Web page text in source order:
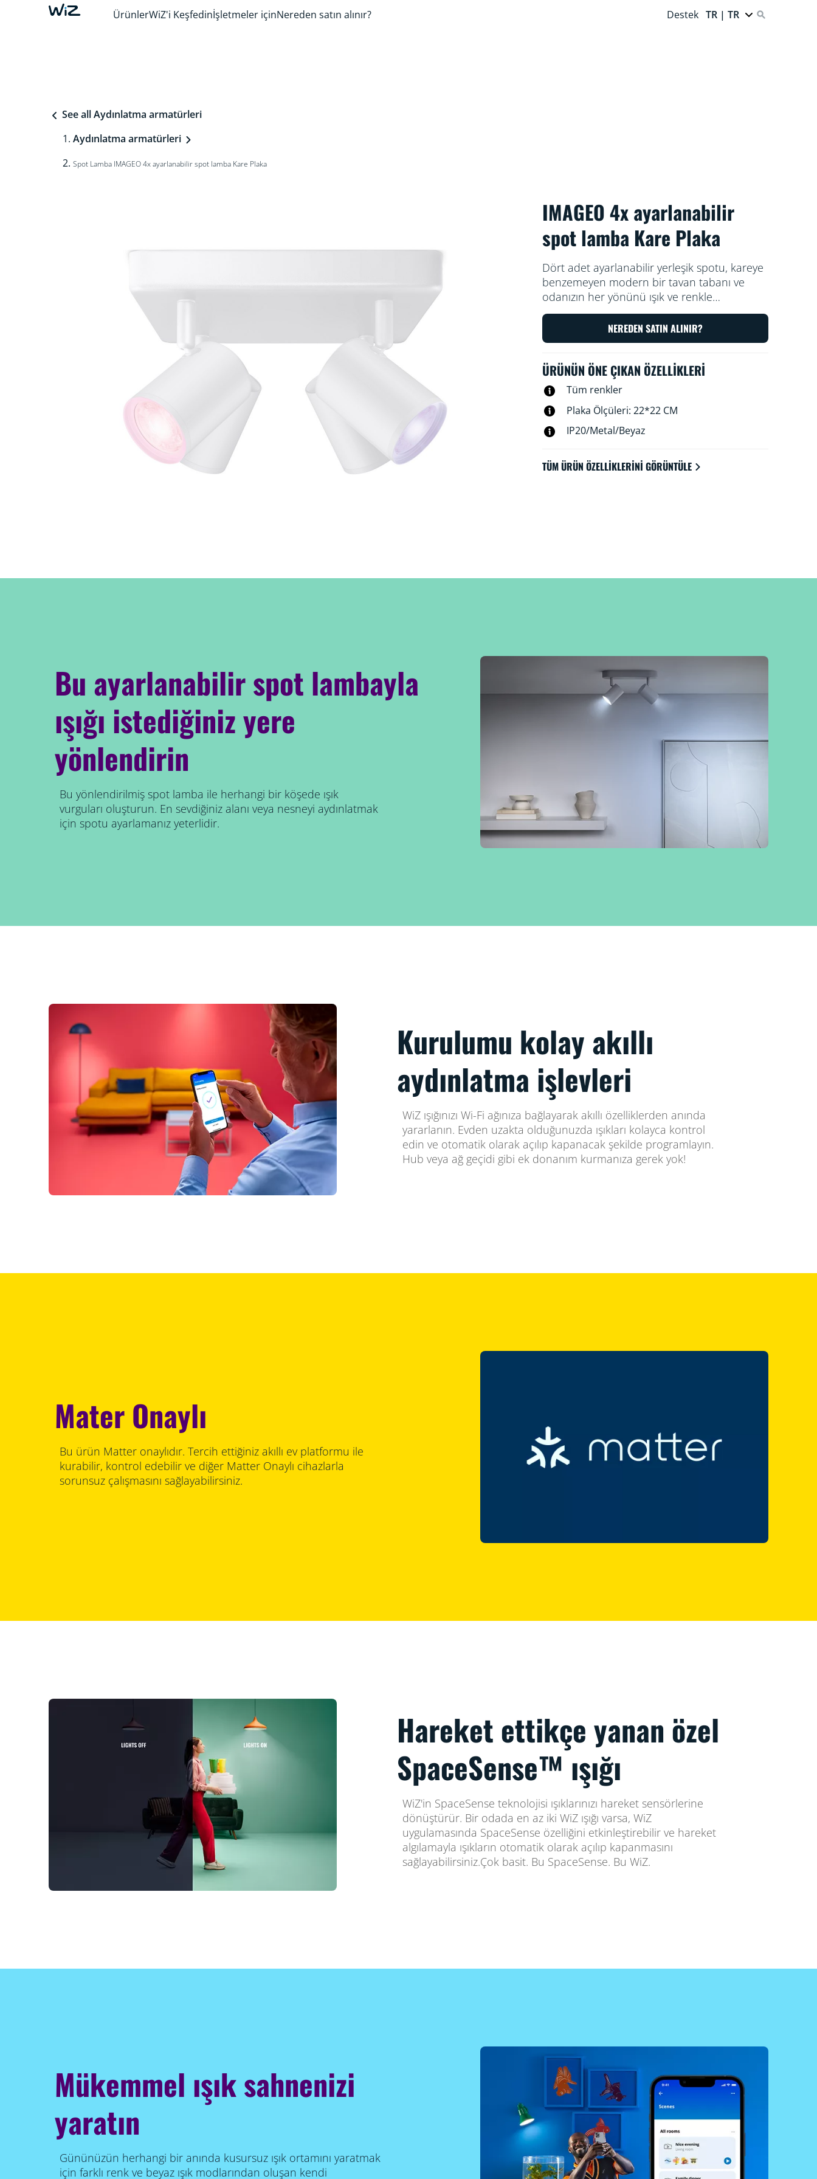
ÜrünlerWiZ'i Keşfedinİşletmeler içinNereden satın alınır? Destek TR | TR
See all Aydınlatma armatürleri
Aydınlatma armatürleri
Spot Lamba IMAGEO 4x ayarlanabilir spot lamba Kare Plaka
IMAGEO 4x ayarlanabilir
spot lamba Kare Plaka
Dört adet ayarlanabilir yerleşik spotu, kareye
benzemeyen modern bir tavan tabanı ve
odanızın her yönünü ışık ve renkle
dolduracak bol miktarda gücü vardır. Yerleşik
Spot armatürümüz, her etkinlik için
mükemmel ışık sahnesini seçmenize yardımcı
NEREDEN SATIN ALINIR?
ÜRÜNÜN ÖNE ÇIKAN ÖZELLIKLERI
Tüm renkler
Plaka Ölçüleri: 22*22 CM
IP20/Metal/Beyaz
TÜM ÜRÜN ÖZELLIKLERINI GÖRÜNTÜLE
Bu ayarlanabilir spot lambayla
ışığı istediğiniz yere
yönlendirin
Bu yönlendirilmiş spot lamba ile herhangi bir köşede ışık
vurguları oluşturun. En sevdiğiniz alanı veya nesneyi aydınlatmak
için spotu ayarlamanız yeterlidir.
Kurulumu kolay akıllı
aydınlatma işlevleri
WiZ ışığınızı Wi-Fi ağınıza bağlayarak akıllı özelliklerden anında
yararlanın. Evden uzakta olduğunuzda ışıkları kolayca kontrol
edin ve otomatik olarak açılıp kapanacak şekilde programlayın.
Hub veya ağ geçidi gibi ek donanım kurmanıza gerek yok!
Mater Onaylı
Bu ürün Matter onaylıdır. Tercih ettiğiniz akıllı ev platformu ile
kurabilir, kontrol edebilir ve diğer Matter Onaylı cihazlarla
sorunsuz çalışmasını sağlayabilirsiniz.
Hareket ettikçe yanan özel
SpaceSense™ ışığı
WiZ'in SpaceSense teknolojisi ışıklarınızı hareket sensörlerine
dönüştürür. Bir odada en az iki WiZ ışığı varsa, WiZ
uygulamasında SpaceSense özelliğini etkinleştirebilir ve hareket
algılamayla ışıkların otomatik olarak açılıp kapanmasını
sağlayabilirsiniz.Çok basit. Bu SpaceSense. Bu WiZ.
Mükemmel ışık sahnenizi
yaratın
Gününüzün herhangi bir anında kusursuz ışık ortamını yaratmak
için farklı renk ve beyaz ışık modlarından oluşan kendi